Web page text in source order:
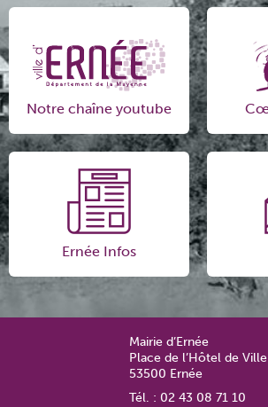
Notre chaîne youtube
Ernée Infos
Mairie d’Ernée
Place de l’Hôtel de Ville
53500 Ernée
Tél. : 02 43 08 71 10